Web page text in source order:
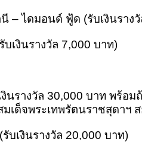
– ไดมอนด์ ฟู้ด (รับเงินราง
เงินรางวัล 7,000 บาท)
งินรางวัล 30,000 บาท พร้อ
มเด็จพระเทพรัตนราชสุดาฯ
บเงินรางวัล 20,000 บาท)